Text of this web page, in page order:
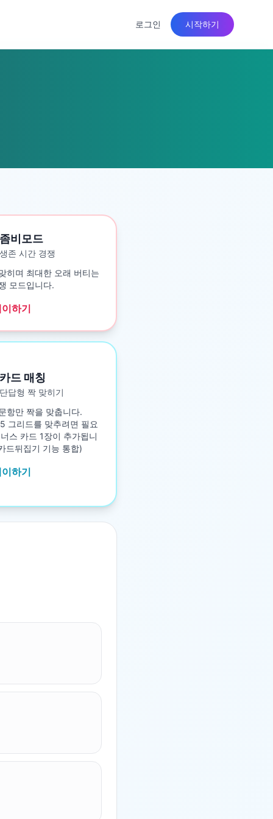
로그인 시작하기
좀비모드
생존 시간 경쟁
히며 최대한 오래 버티는
모드입니다.
하기
카드 매칭
단답형 짝 맞히기
항만 짝을 맞춥니다.
그리드를 맞추려면 필요
스 카드 1장이 추가됩니
드뒤집기 기능 통합)
하기